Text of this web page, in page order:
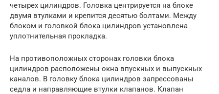
четырех цилиндров. Головка центрируется на блоке
двумя втулками и крепится десятью болтами. Между
блоком и головкой блока цилиндров установлена
уплотнительная прокладка.
На противоположных сторонах головки блока
цилиндров расположены окна впускных и выпускных
каналов. В головку блока цилиндров запрессованы
седла и направляющие втулки клапанов. Клапан